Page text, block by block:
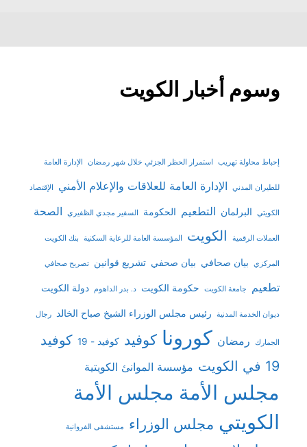
وسوم أخبار الكويت
إحباط محاولة تهريب استمرار الحظر الجزئي خلال شهر رمضان الإدارة العامة
للطيران المدني الإدارة العامة للعلاقات والإعلام الأمني الإقتصاد
الكويتي البرلمان التطعيم الحكومة السفير مجدي الظفيري الصحة
العملات الرقمية الكويت المؤسسة العامة للرعاية السكنية بنك الكويت
المركزي بيان صحافي بيان صحفي تشريع قوانين تصريح صحافي
تطعيم جامعة الكويت حكومة الكويت د. بدر الداهوم دولة الكويت
ديوان الخدمة المدنية رئيس مجلس الوزراء الشيخ صباح الخالد رجال
الجمارك رمضان كورونا كوفيد كوفيد - 19
كوفيد
19 في الكويت
مؤسسة الموانئ الكويتية
مجلس الأمة مجلس الأمة
الكويتي مجلس الوزراء مستشفى الفروانية